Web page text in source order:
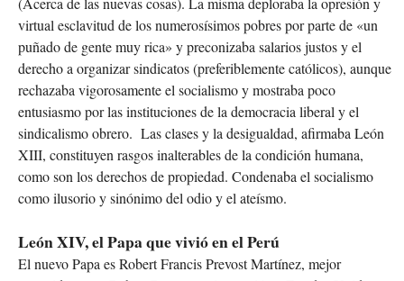
virtual esclavitud de los numerosísimos pobres por parte de «un
puñado de gente muy rica» y preconizaba salarios justos y el
derecho a organizar sindicatos (preferiblemente católicos), aunque
rechazaba vigorosamente el socialismo y mostraba poco
entusiasmo por las instituciones de la democracia liberal y el
sindicalismo obrero. Las clases y la desigualdad, afirmaba León
XIII, constituyen rasgos inalterables de la condición humana,
como son los derechos de propiedad. Condenaba el socialismo
como ilusorio y sinónimo del odio y el ateísmo.
León XIV, el Papa que vivió en el Perú
El nuevo Papa es Robert Francis Prevost Martínez, mejor